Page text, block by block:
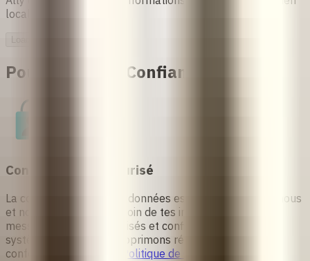
local 24h/24 et 7j/7.
Pourquoi Faire Confiance à Ally ?
Confidentiel et Sécurisé
La confidentialité de tes données est importante pour nous
et nous prenons grand soin de tes informations. Tes
messages restent sécurisés et confidentiels dans notre
système, et nous les supprimons régulièrement
conformément à notre
Politique de Confidentialité